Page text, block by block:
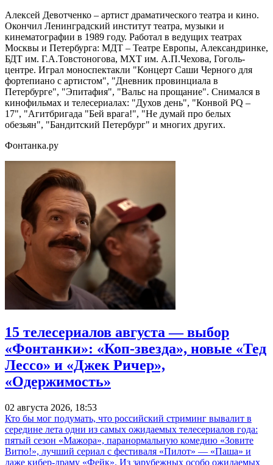
Алексей Девотченко – артист драматического театра и кино.
Окончил Ленинградский институт театра, музыки и
кинематографии в 1989 году. Работал в ведущих театрах
Москвы и Петербурга: МДТ – Театре Европы, Александринке,
БДТ им. Г.А.Товстоногова, МХТ им. А.П.Чехова, Гоголь-
центре. Играл моноспектакли "Концерт Саши Черного для
фортепиано с артистом", "Дневник провинциала в
Петербурге", "Эпитафия", "Вальс на прощание". Снимался в
кинофильмах и телесериалах: "Духов день", "Конвой PQ –
17", "Агитбригада "Бей врага!", "Не думай про белых
обезьян", "Бандитский Петербург" и многих других.
Фонтанка.ру
15 телесериалов августа — выбор
«Фонтанки»: «Коп-звезда», новые «Тед
Лессо» и «Джек Ричер»,
«Одержимость»
02 августа 2026, 18:53
Кто бы мог подумать, что российский стриминг вывалит в
середине лета одни из самых ожидаемых телесериалов года:
пятый сезон «Мажора», паранормальную комедию «Зовите
Витю!», лучший сериал с фестиваля «Пилот» — «Паша» и
даже кибер-драму «Фейк». Из зарубежных особо ожидаемых